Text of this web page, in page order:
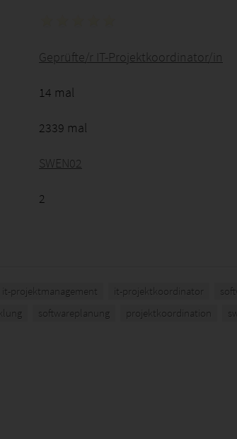
Geprüfte/r IT-Projektkoordinator/in
14 mal
2339 mal
SWEN02
2
it-projektmanagement it-projektkoordinator
softwareplanung projektkoordination